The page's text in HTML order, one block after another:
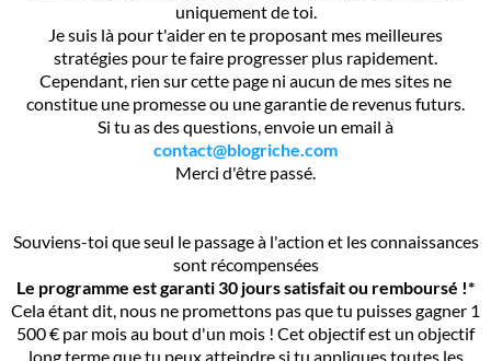
uniquement de toi.
Je suis là pour t'aider en te proposant mes meilleures
stratégies pour te faire progresser plus rapidement.
Cependant, rien sur cette page ni aucun de mes sites ne
constitue une promesse ou une garantie de revenus futurs.
Si tu as des questions, envoie un email à
contact@blogriche.com
Merci d'être passé.
Souviens-toi que seul le passage à l'action et les connaissances
sont récompensées
Le programme est garanti 30 jours satisfait ou remboursé !*
Cela étant dit, nous ne promettons pas que tu puisses gagner 1
500 € par mois au bout d'un mois ! Cet objectif est un objectif
long terme que tu peux atteindre si tu appliques toutes les